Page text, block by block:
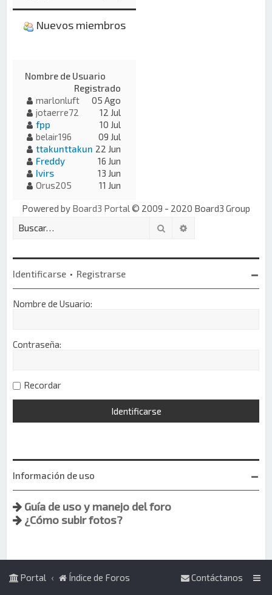
Nuevos miembros
Nombre de Usuario
Registrado
marlonluft
05 Ago
jotaerre72
12 Jul
fpp
10 Jul
belair196
09 Jul
ttakunttakun 22 Jun
Freddy
16 Jun
Ivirs
13 Jun
Orus205
11 Jun
Powered by Board3 Portal © 2009 - 2020 Board3 Group
Buscar
Identificarse • Registrarse
Nombre de Usuario:
Contraseña:
Recordar
Información de uso
Guía de uso y manejo del foro
¿Cómo subir fotos?
Portal Índice de Foros Contáctanos